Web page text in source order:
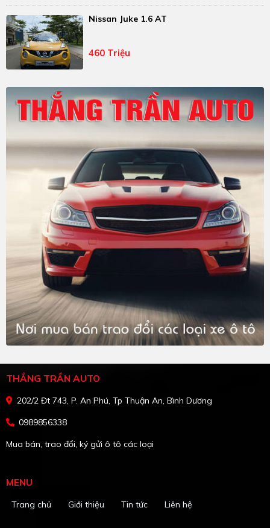
Nissan Juke 1.6 AT
460 Triệu
THẮNG TRẦN AUTO
202/2 Đt 743, P. An Phú, Tp Thuận An, Bình Dương
0989856338
Mua bán, trao đổi, ký gửi ô tô các loại
MENU
Trang chủ Giới thiệu Tin tức Liên hệ